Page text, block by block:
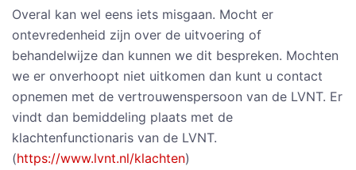
Overal kan wel eens iets misgaan. Mocht er
ontevredenheid zijn over de uitvoering of
behandelwijze dan kunnen we dit bespreken. Mochten
we er onverhoopt niet uitkomen dan kunt u contact
opnemen met de vertrouwenspersoon van de LVNT. Er
vindt dan bemiddeling plaats met de
klachtenfunctionaris van de LVNT.
(https://www.lvnt.nl/klachten)